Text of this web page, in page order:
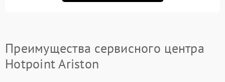
Преимущества сервисного центра
Hotpoint Ariston